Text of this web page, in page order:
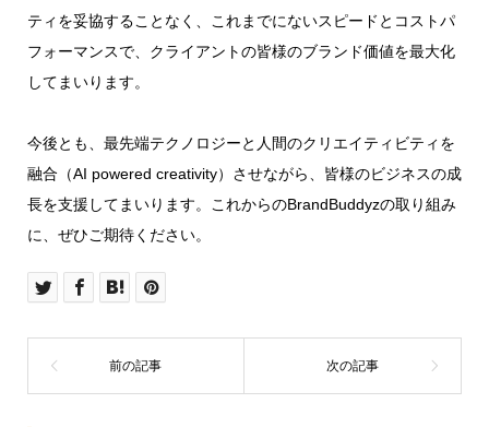
ティを妥協することなく、これまでにないスピードとコストパ
フォーマンスで、クライアントの皆様のブランド価値を最大化
してまいります。
今後とも、最先端テクノロジーと人間のクリエイティビティを
融合（AI powered creativity）させながら、皆様のビジネスの成
長を支援してまいります。これからのBrandBuddyzの取り組み
に、ぜひご期待ください。